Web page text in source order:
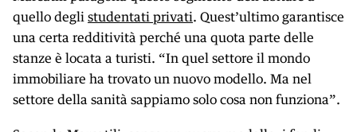
quello degli studentati privati. Quest’ultimo garantisce
una certa redditività perché una quota parte delle
stanze è locata a turisti. “In quel settore il mondo
immobiliare ha trovato un nuovo modello. Ma nel
settore della sanità sappiamo solo cosa non funziona”.